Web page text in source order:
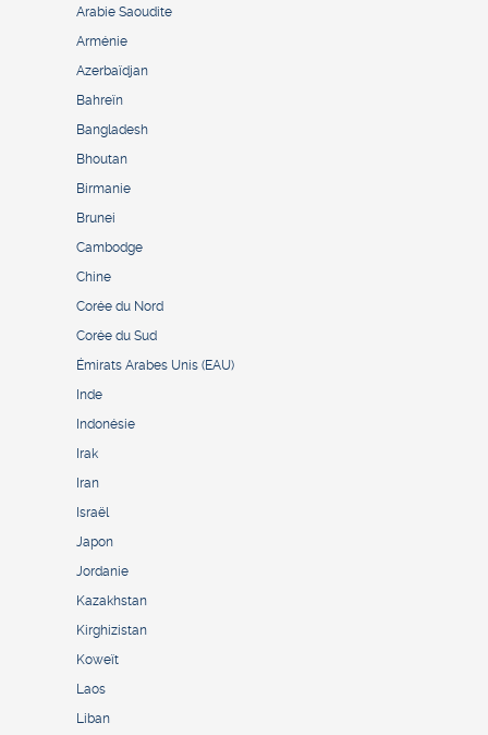
Arabie Saoudite
Arménie
Azerbaïdjan
Bahreïn
Bangladesh
Bhoutan
Birmanie
Brunei
Cambodge
Chine
Corée du Nord
Corée du Sud
Émirats Arabes Unis (EAU)
Inde
Indonésie
Irak
Iran
Israël
Japon
Jordanie
Kazakhstan
Kirghizistan
Koweït
Laos
Liban